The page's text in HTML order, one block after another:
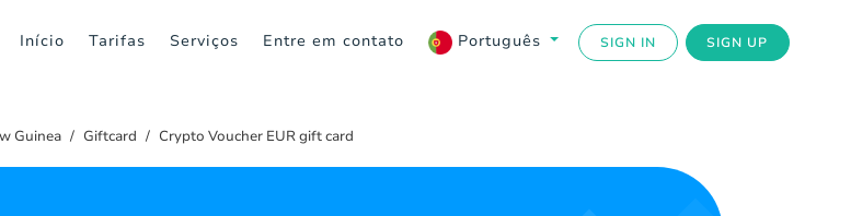
Início Tarifas Serviços Entre em contato Português SIGN IN SIGN UP
Guinea Giftcard Crypto Voucher EUR gift card